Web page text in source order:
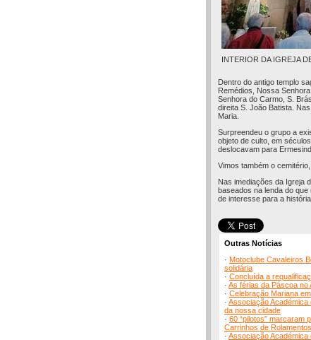
INTERIOR DA IGREJA
Dentro do antigo templo
Remédios, Nossa
Senhora do Carmo, S.
direita S. João Batista.
Maria.
Surpreendeu o grupo a
objeto de culto, em
deslocavam para
Vimos também o
Nas imediações da Igreja
baseados na lenda do
de interesse para a
Outras Notícias
· Motoclube Cavaleiros
solidária
· Concluída a
· As férias da Páscoa no
· Celebração Mariana
· Associação Académica
da nossa cidade
· 60 “pilotos” marcaram
Carrinhos de Rolamentos
· Associação Académica